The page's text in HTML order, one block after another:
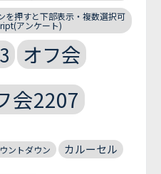
を押すと下部表示・複数選択可
アンケート)
オフ会
会2207
ントダウン カルーセル